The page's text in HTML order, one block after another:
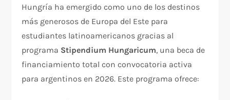
Hungría ha emergido como uno de los destinos
más generosos de Europa del Este para
estudiantes latinoamericanos gracias al
programa Stipendium Hungaricum, una beca de
financiamiento total con convocatoria activa
para argentinos en 2026. Este programa ofrece: